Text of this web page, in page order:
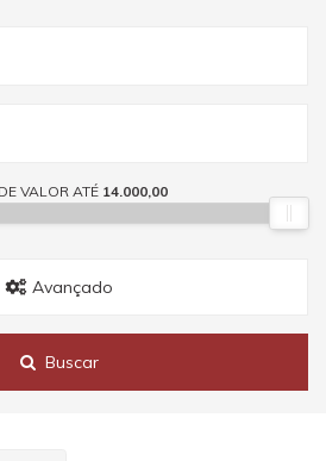
VALOR ATÉ 14.000,00
Avançado
Buscar